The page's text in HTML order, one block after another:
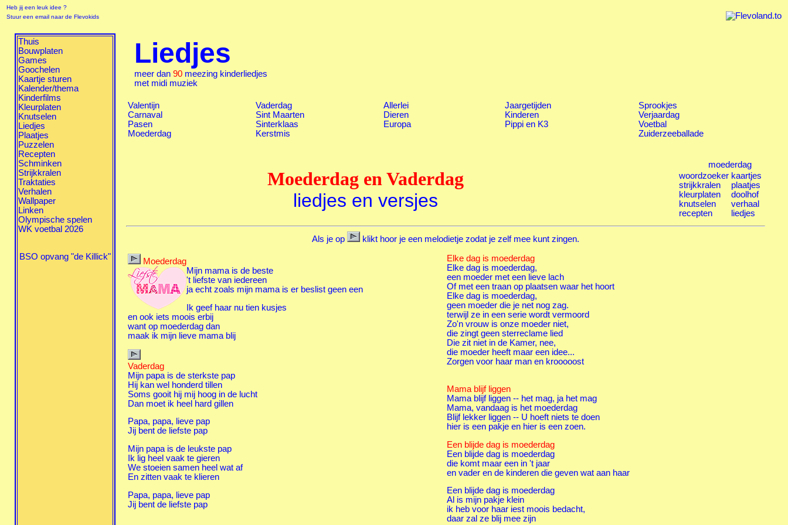
Heb jij een leuk idee ?
Stuur een email naar de Flevokids
Thuis
Bouwplaten
Games
Goochelen
Kaartje sturen
Kalender/thema
Kinderfilms
Kleurplaten
Knutselen
Liedjes
Plaatjes
Puzzelen
Recepten
Schminken
Strijkkralen
Traktaties
Verhalen
Wallpaper
Linken
Olympische spelen
WK voetbal 2026
BSO opvang "de Killick"
Liedjes
meer dan 90 meezing kinderliedjes
met midi muziek
Valentijn
Carnaval
Pasen
Moederdag
Vaderdag
Sint Maarten
Sinterklaas
Kerstmis
Allerlei
Dieren
Europa
Jaargetijden
Kinderen
Pippi en K3
Sprookjes
Verjaardag
Voetbal
Zuiderzeeballade
Moederdag en Vaderdag
liedjes en versjes
moederdag
woordzoeker
strijkkralen
kleurplaten
knutselen
recepten
kaartjes
plaatjes
doolhof
verhaal
liedjes
Als je op klikt hoor je een melodietje zodat je zelf mee kunt zingen.
Moederdag
Mijn mama is de beste
't liefste van iedereen
ja echt zoals mijn mama is er beslist geen een
Ik geef haar nu tien kusjes
en ook iets moois erbij
want op moederdag dan
maak ik mijn lieve mama blij
Vaderdag
Mijn papa is de sterkste pap
Hij kan wel honderd tillen
Soms gooit hij mij hoog in de lucht
Dan moet ik heel hard gillen
Papa, papa, lieve pap
Jij bent de liefste pap
Mijn papa is de leukste pap
Ik lig heel vaak te gieren
We stoeien samen heel wat af
En zitten vaak te klieren
Papa, papa, lieve pap
Jij bent de liefste pap
Elke dag is moederdag
Elke dag is moederdag,
een moeder met een lieve lach
Of met een traan op plaatsen waar het hoort
Elke dag is moederdag,
geen moeder die je net nog zag.
terwijl ze in een serie wordt vermoord
Zo'n vrouw is onze moeder niet,
die zingt geen sterreclame lied
Die zit niet in de Kamer, nee,
die moeder heeft maar een idee...
Zorgen voor haar man en krooooost
Mama blijf liggen
Mama blijf liggen -- het mag, ja het mag
Mama, vandaag is het moederdag
Blijf lekker liggen -- U hoeft niets te doen
hier is een pakje en hier is een zoen.
Een blijde dag is moederdag
Een blijde dag is moederdag
die komt maar een in 't jaar
en vader en de kinderen die geven wat aan haar
Een blijde dag is moederdag
Al is mijn pakje klein
ik heb voor haar iest moois bedacht,
daar zal ze blij mee zijn